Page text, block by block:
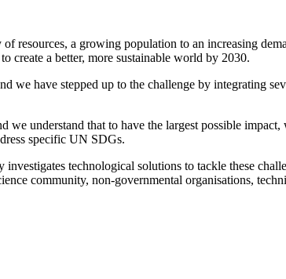
resources, a growing population to an increasing
create a better, more sustainable world by 2030.
have stepped up to the challenge by integrating
we understand that to have the largest possible
specific UN SDGs.
technological solutions to tackle these
community, non-governmental organisations,